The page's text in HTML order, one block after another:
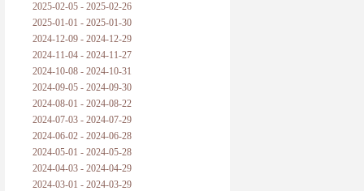
2025-02-05 - 2025-02-26
2025-01-01 - 2025-01-30
2024-12-09 - 2024-12-29
2024-11-04 - 2024-11-27
2024-10-08 - 2024-10-31
2024-09-05 - 2024-09-30
2024-08-01 - 2024-08-22
2024-07-03 - 2024-07-29
2024-06-02 - 2024-06-28
2024-05-01 - 2024-05-28
2024-04-03 - 2024-04-29
2024-03-01 - 2024-03-29